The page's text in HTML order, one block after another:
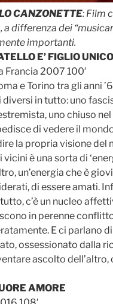
CANZONETTE: Film
differenza dei
importanti.
E’ FIGLIO UNICO
Francia 2007 100′
e Torino tra gli anni
in tutto: uno
uno chiuso
di vedere il
la propria visione del
è una sorta di
un’energia che è
di essere amati.
c’è un nucleo
in perenne
E ci parlano
ossessionato dalla
ascolto
AMORE